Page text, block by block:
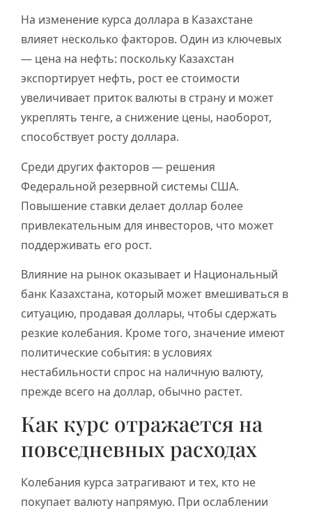
На изменение курса доллара в Казахстане
влияет несколько факторов. Один из ключевых
— цена на нефть: поскольку Казахстан
экспортирует нефть, рост ее стоимости
увеличивает приток валюты в страну и может
укреплять тенге, а снижение цены, наоборот,
способствует росту доллара.
Среди других факторов — решения
Федеральной резервной системы США.
Повышение ставки делает доллар более
привлекательным для инвесторов, что может
поддерживать его рост.
Влияние на рынок оказывает и Национальный
банк Казахстана, который может вмешиваться в
ситуацию, продавая доллары, чтобы сдержать
резкие колебания. Кроме того, значение имеют
политические события: в условиях
нестабильности спрос на наличную валюту,
прежде всего на доллар, обычно растет.
Как курс отражается на
повседневных расходах
Колебания курса затрагивают и тех, кто не
покупает валюту напрямую. При ослаблении